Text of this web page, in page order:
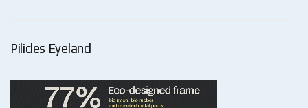
Pilides Eyeland